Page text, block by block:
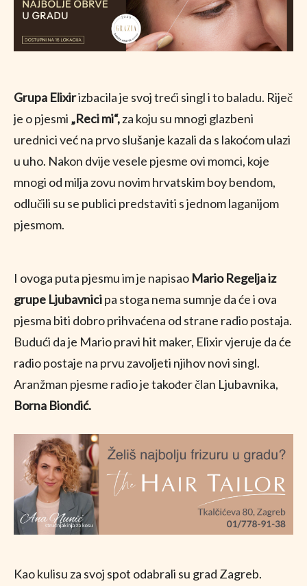
Grupa Elixirizbacila je svoj treći singl i to baladu. Riječ
je o pjesmi „Reci mi“,za koju su mnogi glazbeni
urednici već na prvo slušanje kazali da s lakoćom ulazi
u uho. Nakon dvije vesele pjesme ovi momci, koje
mnogi od milja zovu novim hrvatskim boy bendom,
odlučili su se publici predstaviti s jednom laganijom
pjesmom.
I ovoga puta pjesmu im je napisao Mario Regelja iz
grupe Ljubavnicipa stoga nema sumnje da će i ova
pjesma biti dobro prihvaćena od strane radio postaja.
Budući da je Mario pravi hit maker, Elixir vjeruje da će
radio postaje na prvu zavoljeti njihov novi singl.
Aranžman pjesme radio je također član Ljubavnika,
Borna Biondić.
Kao kulisu za svoj spot odabrali su grad Zagreb.